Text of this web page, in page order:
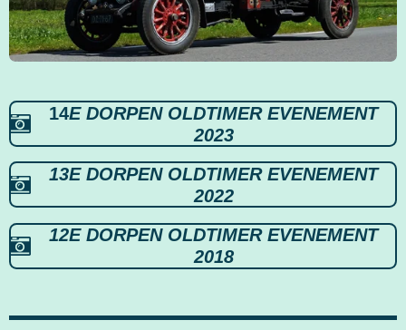
14E DORPEN OLDTIMER EVENEMENT
2023
13E DORPEN OLDTIMER EVENEMENT
2022
12E DORPEN OLDTIMER EVENEMENT
2018